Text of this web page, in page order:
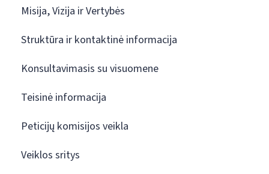
Misija, Vizija ir Vertybės
Struktūra ir kontaktinė informacija
Konsultavimasis su visuomene
Teisinė informacija
Peticijų komisijos veikla
Veiklos sritys